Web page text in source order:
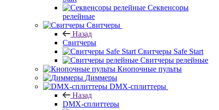
Секвенсоры
релейные
Свитчеры
Назад
Свитчеры
Свитчеры Safe Start
Свитчеры релейные
Кнопочные пульты
Диммеры
DMX-сплиттеры
Назад
DMX-сплиттеры